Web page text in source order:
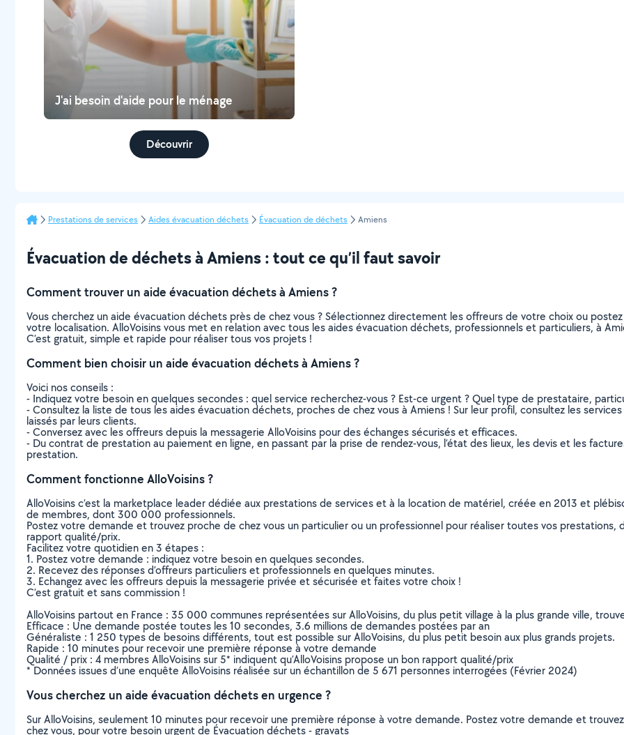
J'ai besoin d'aide pour le ménage
Découvrir
Prestations de services Aides évacuation déchets Évacuation de déchets Amiens
Évacuation de déchets à Amiens : tout ce qu’il faut savoir
Comment trouver un aide évacuation déchets à Amiens ?
Vous cherchez un aide évacuation déchets près de chez vous ? Sélectionnez directement les offreurs de votre choix ou
votre localisation. AlloVoisins vous met en relation avec tous les aides évacuation déchets, professionnels et particuliers, à
C’est gratuit, simple et rapide pour réaliser tous vos projets !
Comment bien choisir un aide évacuation déchets à Amiens ?
Voici nos conseils :
- Indiquez votre besoin en quelques secondes : quel service recherchez-vous ? Est-ce urgent ? Quel type de prestataire,
- Consultez la liste de tous les aides évacuation déchets, proches de chez vous à Amiens ! Sur leur profil, consultez les
laissés par leurs clients.
- Conversez avec les offreurs depuis la messagerie AlloVoisins pour des échanges sécurisés et efficaces.
- Du contrat de prestation au paiement en ligne, en passant par la prise de rendez-vous, l’état des lieux, les devis et les
prestation.
Comment fonctionne AlloVoisins ?
AlloVoisins c’est la marketplace leader dédiée aux prestations de services et à la location de matériel, créée en 2013 et
de membres, dont 300 000 professionnels.
Postez votre demande et trouvez proche de chez vous un particulier ou un professionnel pour réaliser toutes vos
rapport qualité/prix.
Facilitez votre quotidien en 3 étapes :
1. Postez votre demande : indiquez votre besoin en quelques secondes.
2. Recevez des réponses d’offreurs particuliers et professionnels en quelques minutes.
3. Echangez avec les offreurs depuis la messagerie privée et sécurisée et faites votre choix !
C’est gratuit et sans commission !
AlloVoisins partout en France : 35 000 communes représentées sur AlloVoisins, du plus petit village à la plus grande ville,
Efficace : Une demande postée toutes les 10 secondes, 3.6 millions de demandes postées par an
Généraliste : 1 250 types de besoins différents, tout est possible sur AlloVoisins, du plus petit besoin aux plus grands projets.
Rapide : 10 minutes pour recevoir une première réponse à votre demande
Qualité / prix : 4 membres AlloVoisins sur 5* indiquent qu’AlloVoisins propose un bon rapport qualité/prix
* Données issues d’une enquête AlloVoisins réalisée sur un échantillon de 5 671 personnes interrogées (Février 2024)
Vous cherchez un aide évacuation déchets en urgence ?
Sur AlloVoisins, seulement 10 minutes pour recevoir une première réponse à votre demande. Postez votre demande et
chez vous, pour votre besoin urgent de Évacuation déchets - gravats